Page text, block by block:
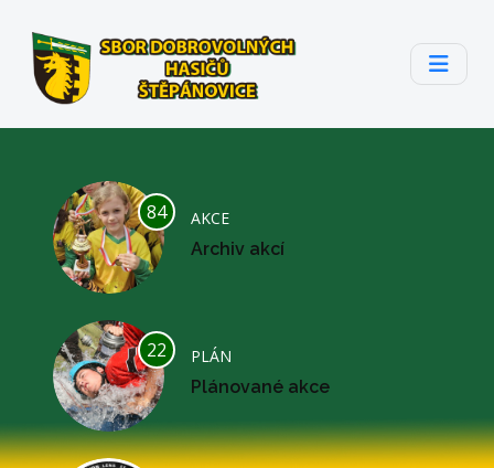
84
AKCE
Archiv akcí
22
PLÁN
Plánované akce